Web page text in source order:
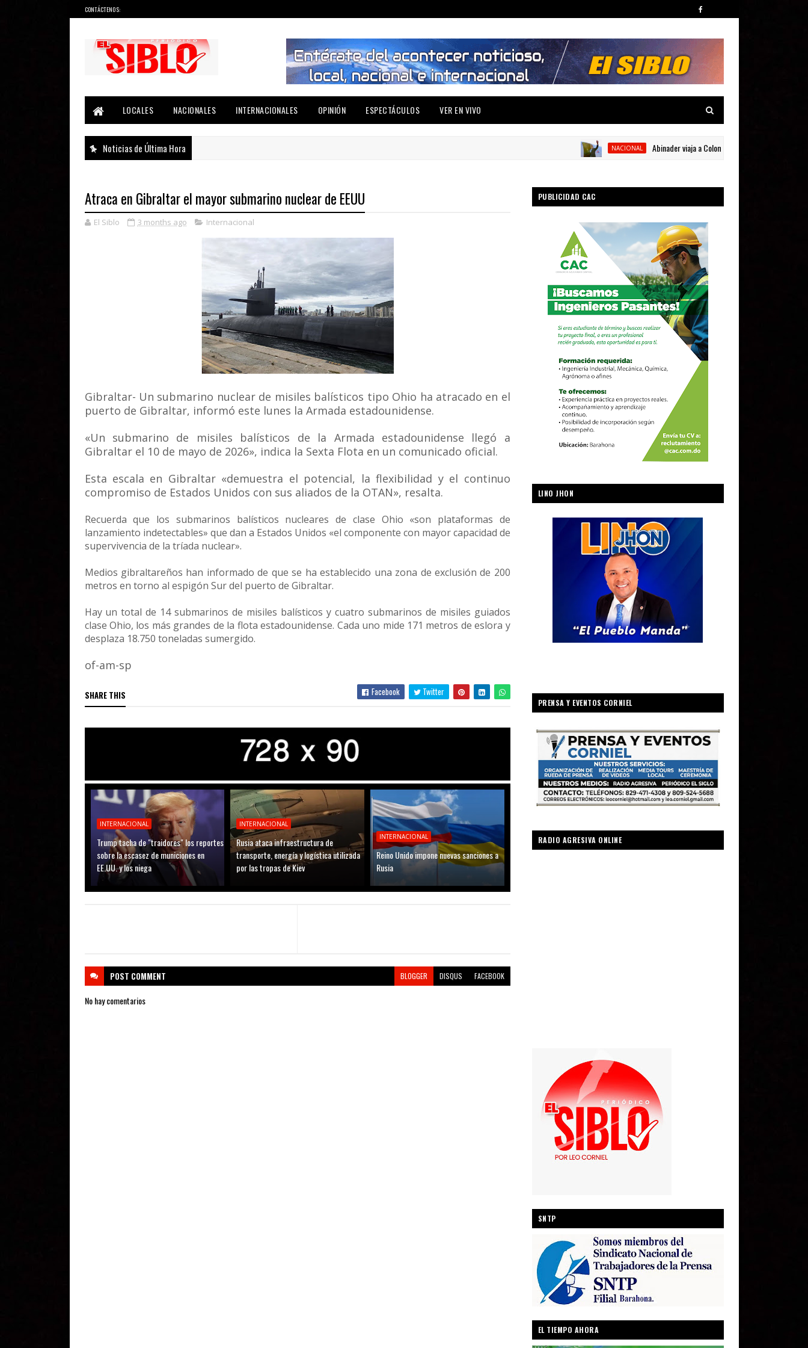
CONTÁCTENOS:
LOCALES
NACIONALES INTERNACIONALES OPINIÓN ESPECTÁCULOS VER EN VIVO
Noticias de Última Hora NACIONAL Abinader viaja a Colombia para participar en la toma
Atraca en Gibraltar el mayor submarino nuclear de EEUU
El Siblo 3 months ago Internacional
Gibraltar- Un submarino nuclear de misiles balísticos tipo Ohio ha atracado en el
puerto de Gibraltar, informó este lunes la Armada estadounidense.
«Un submarino de misiles balísticos de la Armada estadounidense llegó a
Gibraltar el 10 de mayo de 2026», indica la Sexta Flota en un comunicado oficial.
Esta escala en Gibraltar «demuestra el potencial, la flexibilidad y el continuo
compromiso de Estados Unidos con sus aliados de la OTAN», resalta.
Recuerda que los submarinos balísticos nucleares de clase Ohio «son plataformas de
lanzamiento indetectables» que dan a Estados Unidos «el componente con mayor capacidad de
supervivencia de la tríada nuclear».
Medios gibraltareños han informado de que se ha establecido una zona de exclusión de 200
metros en torno al espigón Sur del puerto de Gibraltar.
Hay un total de 14 submarinos de misiles balísticos y cuatro submarinos de misiles guiados
clase Ohio, los más grandes de la flota estadounidense. Cada uno mide 171 metros de eslora y
desplaza 18.750 toneladas sumergido.
of-am-sp
SHARE THIS Facebook Twitter
INTERNACIONAL
Trump tacha de "traidores" los reportes
sobre la escasez de municiones en
EE.UU. y los niega
INTERNACIONAL
Rusia ataca infraestructura de
transporte, energía y logística utilizada
por las tropas de Kiev
INTERNACIONAL
Reino Unido impone nuevas sanciones a
Rusia
POST COMMENT BLOGGER DISQUS FACEBOOK
No hay comentarios
PUBLICIDAD CAC
LINO JHON
PRENSA Y EVENTOS CORNIEL
RADIO AGRESIVA ONLINE
SNTP
EL TIEMPO AHORA